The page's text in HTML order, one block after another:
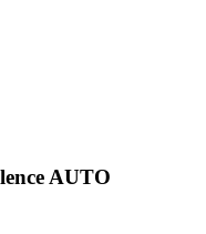
AUTO